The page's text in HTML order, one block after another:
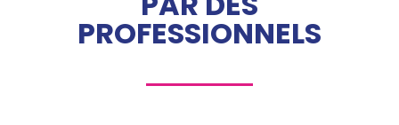
PROFESSIONNELS